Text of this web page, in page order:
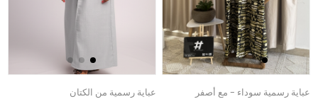
عباية رسمية سوداء - مع أصفر
عباية رسمية من الكتان